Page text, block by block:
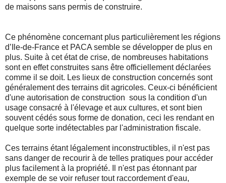
de maisons sans permis de construire.
Ce phénomène concernant plus particulièrement les régions
d’Ile-de-France et PACA semble se développer de plus en
plus. Suite à cet état de crise, de nombreuses habitations
sont en effet construites sans être officiellement déclarées
comme il se doit. Les lieux de construction concernés sont
généralement des terrains dit agricoles. Ceux-ci bénéficient
d'une autorisation de construction sous la condition d'un
usage consacré à l'élevage et aux cultures, et sont bien
souvent cédés sous forme de donation, ceci les rendant en
quelque sorte indétectables par l'administration fiscale.
Ces terrains étant légalement inconstructibles, il n'est pas
sans danger de recourir à de telles pratiques pour accéder
plus facilement à la propriété. Il n'est pas étonnant par
exemple de se voir refuser tout raccordement d'eau,